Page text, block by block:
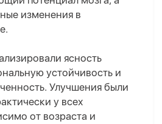
изменения в
ясность
устойчивость и
Улучшения были
у всех
от возраста и